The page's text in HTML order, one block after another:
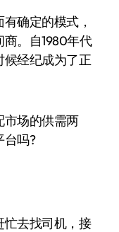
确定的模式，
。自1980年代
候经纪成为了正
市场的供需两
台吗?
忙去找司机，接